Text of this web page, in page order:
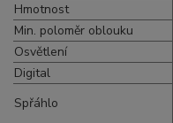
Hmotnost
Min. poloměr oblouku
Osvětlení
Digital
Spřáhlo